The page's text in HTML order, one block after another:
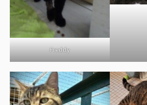
Freddy